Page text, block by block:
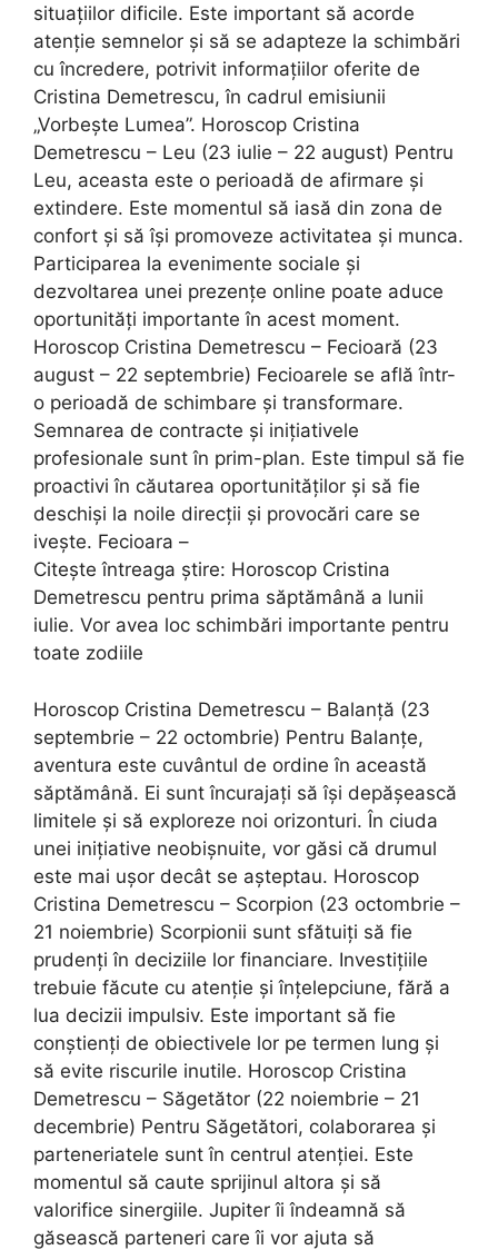
situațiilor dificile. Este important să acorde
atenție semnelor și să se adapteze la schimbări
cu încredere, potrivit informaţiilor oferite de
Cristina Demetrescu, în cadrul emisiunii
„Vorbeşte Lumea”. Horoscop Cristina
Demetrescu – Leu (23 iulie – 22 august) Pentru
Leu, aceasta este o perioadă de afirmare și
extindere. Este momentul să iasă din zona de
confort și să își promoveze activitatea și munca.
Participarea la evenimente sociale și
dezvoltarea unei prezențe online poate aduce
oportunități importante în acest moment.
Horoscop Cristina Demetrescu – Fecioară (23
august – 22 septembrie) Fecioarele se află într-
o perioadă de schimbare și transformare.
Semnarea de contracte și inițiativele
profesionale sunt în prim-plan. Este timpul să fie
proactivi în căutarea oportunităților și să fie
deschiși la noile direcții și provocări care se
ivește. Fecioara –
Citeşte întreaga ştire: Horoscop Cristina
Demetrescu pentru prima săptămână a lunii
iulie. Vor avea loc schimbări importante pentru
toate zodiile
Horoscop Cristina Demetrescu – Balanță (23
septembrie – 22 octombrie) Pentru Balanțe,
aventura este cuvântul de ordine în această
săptămână. Ei sunt încurajați să își depășească
limitele și să exploreze noi orizonturi. În ciuda
unei inițiative neobișnuite, vor găsi că drumul
este mai ușor decât se așteptau. Horoscop
Cristina Demetrescu – Scorpion (23 octombrie –
21 noiembrie) Scorpionii sunt sfătuiți să fie
prudenți în deciziile lor financiare. Investițiile
trebuie făcute cu atenție și înțelepciune, fără a
lua decizii impulsiv. Este important să fie
conștienți de obiectivele lor pe termen lung și
să evite riscurile inutile. Horoscop Cristina
Demetrescu – Săgetător (22 noiembrie – 21
decembrie) Pentru Săgetători, colaborarea și
parteneriatele sunt în centrul atenției. Este
momentul să caute sprijinul altora și să
valorifice sinergiile. Jupiter îi îndeamnă să
găsească parteneri care îi vor ajuta să